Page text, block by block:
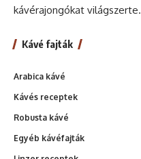
kávérajongókat világszerte.
Kávé fajták
Arabica kávé
Kávés receptek
Robusta kávé
Egyéb kávéfajták